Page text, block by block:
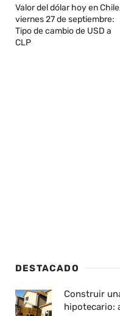
Valor del dólar hoy en
viernes 27 de septiembre:
Tipo de cambio de USD a
CLP
DESTACADO
Construir
hipotecario: